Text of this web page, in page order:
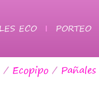
ECO PORTEO
/ Ecopipo / Pañales